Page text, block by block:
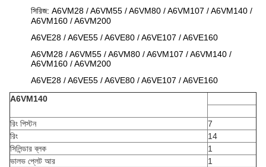
সিরিজ: A6VM28 / A6VM55 / A6VM80 / A6VM107 / A6VM140 /
A6VM160 / A6VM200
A6VE28 / A6VE55 / A6VE80 / A6VE107 / A6VE160
A6VM28 / A6VM55 / A6VM80 / A6VM107 / A6VM140 /
A6VM160 / A6VM200
A6VE28 / A6VE55 / A6VE80 / A6VE107 / A6VE160
A6VM140
রিং পিস্টন
7
রিং
14
সিলিন্ডার ব্লক
1
ভালভ প্লেট আর
1